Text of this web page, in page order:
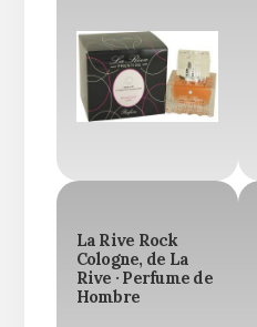
La Rive Rock
Cologne, de La
Rive · Perfume de
Hombre